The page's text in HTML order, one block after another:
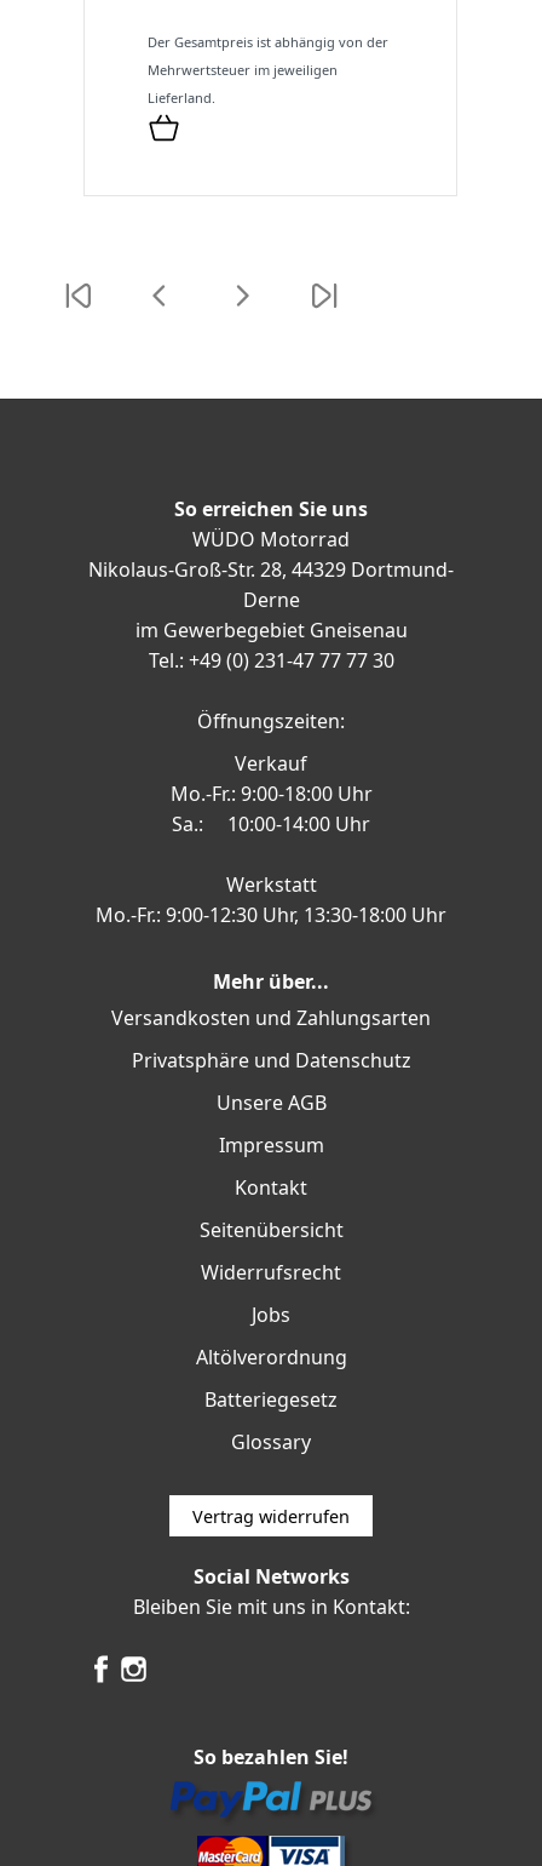
Der Gesamtpreis ist abhängig von der
Mehrwertsteuer im jeweiligen
Lieferland.
So erreichen Sie uns
WÜDO Motorrad
Nikolaus-Groß-Str. 28, 44329 Dortmund-
Derne
im Gewerbegebiet Gneisenau
Tel.: +49 (0) 231-47 77 77 30
Öffnungszeiten:
Verkauf
Mo.-Fr.: 9:00-18:00 Uhr
Sa.: 10:00-14:00 Uhr
Werkstatt
Mo.-Fr.: 9:00-12:30 Uhr, 13:30-18:00 Uhr
Mehr über...
Versandkosten und Zahlungsarten
Privatsphäre und Datenschutz
Unsere AGB
Impressum
Kontakt
Seitenübersicht
Widerrufsrecht
Jobs
Altölverordnung
Batteriegesetz
Glossary
Vertrag widerrufen
Social Networks
Bleiben Sie mit uns in Kontakt:
So bezahlen Sie!